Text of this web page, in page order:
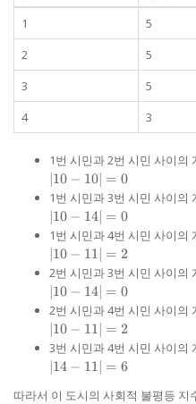
1
5
2
5
3
5
4
3
1번 시민과 2번 시민 사이의
∣10 − 10∣ = 0
1번 시민과 3번 시민 사이의
∣10 − 14∣ = 0
1번 시민과 4번 시민 사이의
∣10 − 11∣ = 2
2번 시민과 3번 시민 사이의
∣10 − 14∣ = 0
2번 시민과 4번 시민 사이의
∣10 − 11∣ = 2
3번 시민과 4번 시민 사이의
∣14 − 11∣ = 6
따라서 이 도시의 사회적 불평등 지